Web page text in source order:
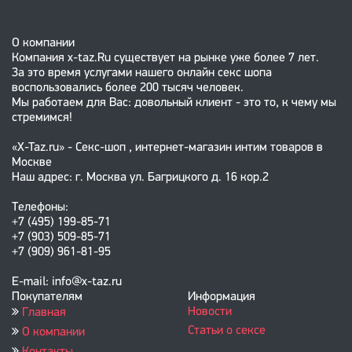
О компании
Компания x-taz.Ru существует на рынке уже более 7 лет.
За это время услугами нашего онлайн секс шопа
воспользовались более 200 тысяч человек.
Мы работаем для Вас: довольный клиент - это то, к чему мы
стремимся!
«X-Taz.ru» - Секс-шоп , интернет-магазин интим товаров в
Москве
Наш адрес: г. Москва ул. Багрицкого д. 16 кор.2
Телефоны:
+7 (495) 199-85-71
+7 (903) 509-85-71
+7 (909) 961-81-95
E-mail: info@x-taz.ru
Покупателям
Главная
О компании
Информация
Новости
Статьи о сексе